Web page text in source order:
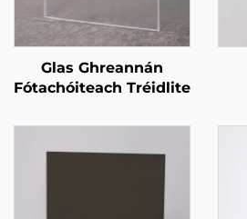
Glas Ghreannán
Fótachóiteach Tréidlite